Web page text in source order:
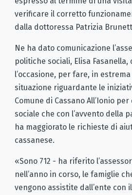
verificare il corretto
dalla dottoressa Patrizia
Ne ha dato comunicazione
politiche sociali, Elisa Fasanella,
l’occasione, per fare, in
situazione riguardante le
Comune di Cassano All’Ionio
sociale che con l’avvento della
ha maggiorato le richieste di
cassanese.
«Sono 712 - ha riferito
nell’anno in corso, le famiglie
vengono assistite dall’ente con